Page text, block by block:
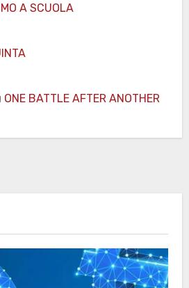
A SCUOLA
ONE BATTLE AFTER ANOTHER